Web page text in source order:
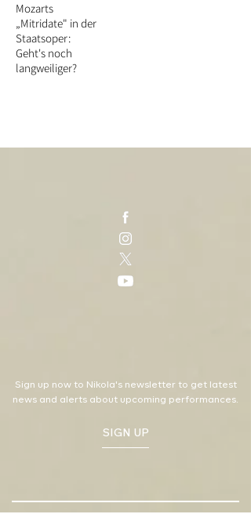
Mozarts
„Mitridate" in der
Staatsoper:
Geht's noch
langweiliger?
Sign up now to Nikola's newsletter to get latest
news and alerts about upcoming performances.
SIGN UP